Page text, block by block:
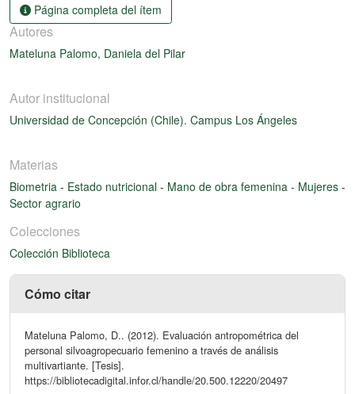
Página completa del ítem
Autores
Mateluna Palomo, Daniela del Pilar
Autor institucional
Universidad de Concepción (Chile). Campus Los Ángeles
Materias
Biometria - Estado nutricional - Mano de obra femenina - Mujeres -
Sector agrario
Colecciones
Colección Biblioteca
Cómo citar
Mateluna Palomo, D.. (2012). Evaluación antropométrica del
personal silvoagropecuario femenino a través de análisis
multivartiante. [Tesis].
https://bibliotecadigital.infor.cl/handle/20.500.12220/20497